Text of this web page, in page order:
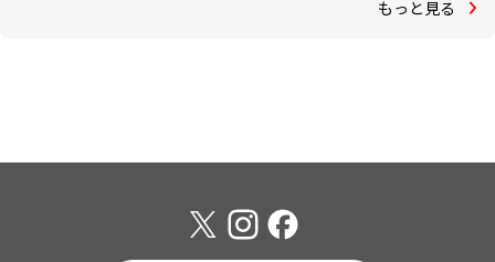
もっと見る